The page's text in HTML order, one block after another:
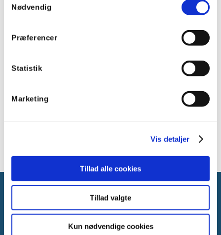
Nødvendig
Præferencer
Statistik
Marketing
Vis detaljer
Tillad alle cookies
Tillad valgte
Kun nødvendige cookies
ekstern betjening af
Socomec S2 håndtag til
ekstern betjening af